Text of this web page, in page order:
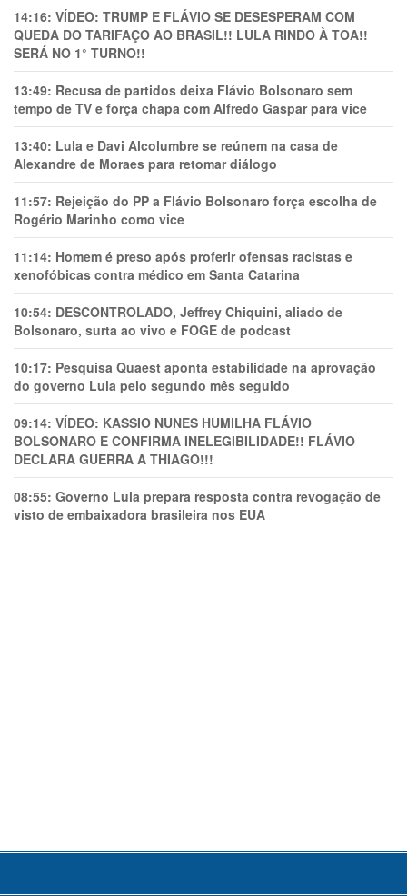
14:16: VÍDEO: TRUMP E FLÁVIO SE DESESPERAM COM
QUEDA DO TARIFAÇO AO BRASIL!! LULA RINDO À TOA!!
SERÁ NO 1° TURNO!!
13:49: Recusa de partidos deixa Flávio Bolsonaro sem
tempo de TV e força chapa com Alfredo Gaspar para vice
13:40: Lula e Davi Alcolumbre se reúnem na casa de
Alexandre de Moraes para retomar diálogo
11:57: Rejeição do PP a Flávio Bolsonaro força escolha de
Rogério Marinho como vice
11:14: Homem é preso após proferir ofensas racistas e
xenofóbicas contra médico em Santa Catarina
10:54: DESCONTROLADO, Jeffrey Chiquini, aliado de
Bolsonaro, surta ao vivo e FOGE de podcast
10:17: Pesquisa Quaest aponta estabilidade na aprovação
do governo Lula pelo segundo mês seguido
09:14: VÍDEO: KASSIO NUNES HUMlLHA FLÁVIO
BOLSONARO E CONFIRMA INELEGIBILIDADE!! FLÁVIO
DECLARA GUERRA A THIAGO!!!
08:55: Governo Lula prepara resposta contra revogação de
visto de embaixadora brasileira nos EUA